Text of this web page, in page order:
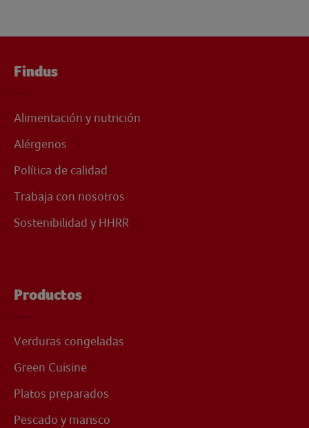
Findus
Alimentación y nutrición
Alérgenos
Política de calidad
Trabaja con nosotros
Sostenibilidad y HHRR
Productos
Verduras congeladas
Green Cuisine
Platos preparados
Pescado y marisco